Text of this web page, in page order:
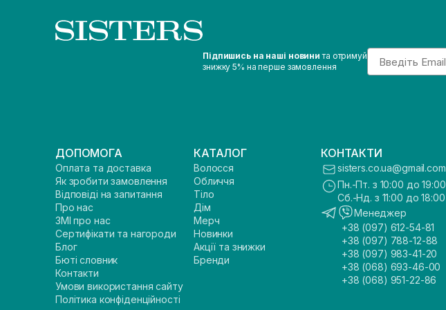
Підпишись на наші новини та отримуй
знижку 5% на перше замовлення
Email
ДОПОМОГА
Оплата та доставка
Як зробити замовлення
Відповіді на запитання
Про нас
ЗМІ про нас
Сертифікати та нагороди
Блог
Бюті словник
Контакти
Умови використання сайту
Політика конфіденційності
КАТАЛОГ
Волосся
Обличчя
Тіло
Дім
Мерч
Новинки
Акції та знижки
Бренди
КОНТАКТИ
sisters.co.ua@gmail.com
Пн.-Пт. з 10:00 до 19:00
Сб.-Нд. з 11:00 до 18:00
Менеджер
+38 (097) 612-54-81
+38 (097) 788-12-88
+38 (097) 983-41-20
+38 (068) 693-46-00
+38 (068) 951-22-86